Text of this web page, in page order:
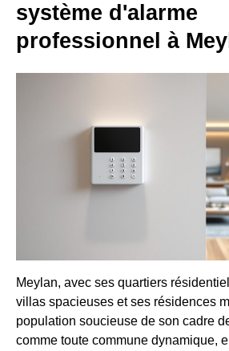
système d'alarme
professionnel à
Meylan, avec ses quartiers
villas spacieuses et ses résidences
population soucieuse de son cadre
comme toute commune dynamique,